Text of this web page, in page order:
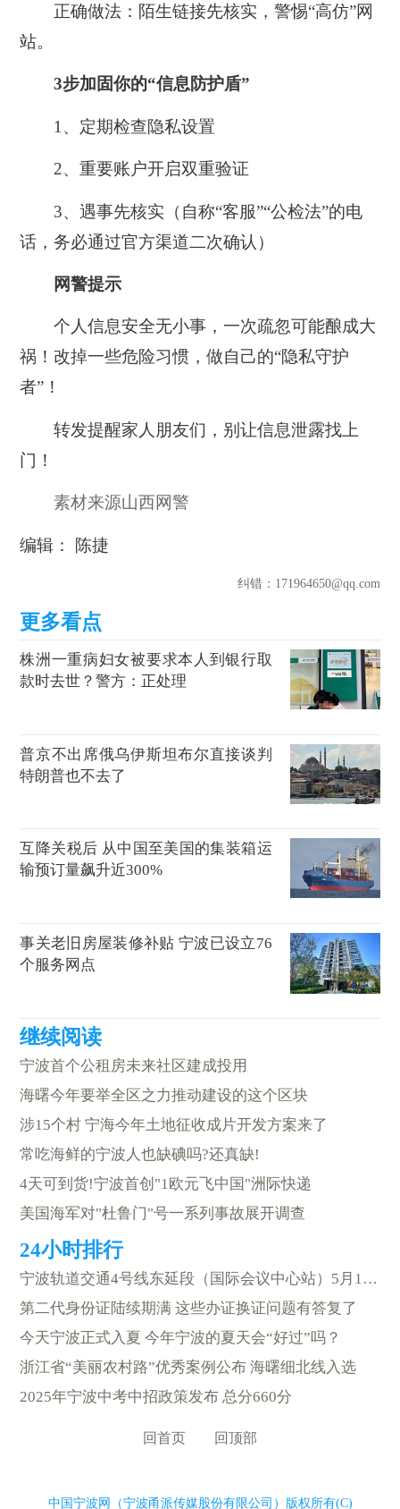
正确做法： 陌生链接先核实，警惕“高仿”网
站。
3步加固你的“信息防护盾”
1、 定期检查隐私设置
2、重要账户开启双重验证
3、遇事先核实（自称“客服”“公检法”的电
话，务必通过官方渠道二次确认）
网警提示
个人信息安全无小事，一次疏忽可能酿成大
祸！改掉一些危险习惯，做自己的“隐私守护
者”！
转发提醒家人朋友们，别让信息泄露找上
门！
素材来源山西网警
编辑： 陈捷
纠错：171964650@qq.com
株洲一重病妇女被要求本人到银行取
款时去世？警方：正处理
普京不出席俄乌伊斯坦布尔直接谈判
特朗普也不去了
互降关税后 从中国至美国的集装箱运
输预订量飙升近300%
事关老旧房屋装修补贴 宁波已设立76
个服务网点
宁波首个公租房未来社区建成投用
海曙今年要举全区之力推动建设的这个区块
涉15个村 宁海今年土地征收成片开发方案来了
常吃海鲜的宁波人也缺碘吗?还真缺!
4天可到货!宁波首创"1欧元飞中国"洲际快递
美国海军对"杜鲁门"号一系列事故展开调查
宁波轨道交通4号线东延段（国际会议中心站）5月16日开通
第二代身份证陆续期满 这些办证换证问题有答复了
今天宁波正式入夏 今年宁波的夏天会“好过”吗？
浙江省“美丽农村路”优秀案例公布 海曙细北线入选
2025年宁波中考中招政策发布 总分660分
回首页 回顶部
中国宁波网（宁波甬派传媒股份有限公司）版权所有(C)